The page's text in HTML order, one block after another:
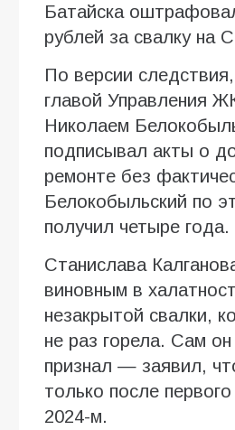
Батайска
рублей за свалку на
По версии
главой Управления
Николаем
подписывал акты о
ремонте без
Белокобыльский по
получил четыре года.
Станислава
виновным в
незакрытой свалки,
не раз горела. Сам он
признал — заявил,
только после
2024-м.